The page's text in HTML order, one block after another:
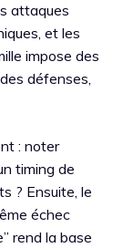
attaques
et les
impose des
défenses,
: noter
timing de
? Ensuite, le
échec
rend la base